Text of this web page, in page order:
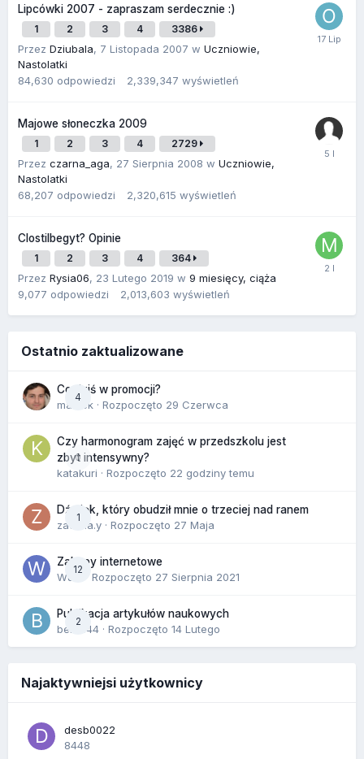
Lipcówki 2007 - zapraszam serdecznie :)
1 2 3 4 3386
Przez Dziubala, 7 Listopada 2007 w Uczniowie,
Nastolatki
84,630 odpowiedzi 2,339,347 wyświetleń
Majowe słoneczka 2009
1 2 3 4 2729
Przez czarna_aga, 27 Sierpnia 2008 w Uczniowie,
Nastolatki
68,207 odpowiedzi 2,320,615 wyświetleń
Clostilbegyt? Opinie
1 2 3 4 364
Przez Rysia06, 23 Lutego 2019 w 9 miesięcy, ciąża
9,077 odpowiedzi 2,013,603 wyświetleń
Ostatnio zaktualizowane
4
Co dziś w promocji?
maciek · Rozpoczęto 29 Czerwca
0
Czy harmonogram zajęć w przedszkolu jest
zbyt intensywny?
katakuri · Rozpoczęto 22 godziny temu
1
Dźwięk, który obudził mnie o trzeciej nad ranem
zackr.a.y · Rozpoczęto 27 Maja
12
Zakupy internetowe
Wula · Rozpoczęto 27 Sierpnia 2021
2
Publikacja artykułów naukowych
berus44 · Rozpoczęto 14 Lutego
Najaktywniejsi użytkownicy
desb0022
8448